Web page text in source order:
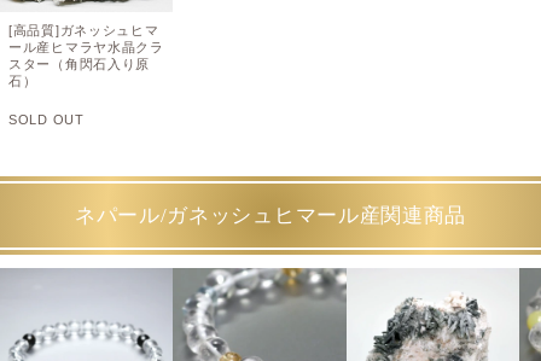
[高品質]ガネッシュヒマ
ール産ヒマラヤ水晶クラ
スター（角閃石入り原
石）
SOLD OUT
ネパール/ガネッシュヒマール産関連商品